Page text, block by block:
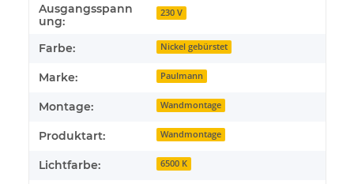
Produkteigenschaft
Wert
Ausgangsspann
ung:
230 V
Farbe: Nickel gebürstet
Marke: Paulmann
Montage: Wandmontage
Produktart: Wandmontage
Lichtfarbe: 6500 K